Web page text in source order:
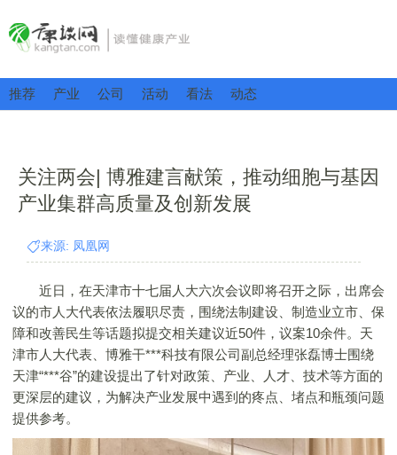
推荐 产业 公司 活动 看法 动态
关注两会| 博雅建言献策，推动细胞与基因
产业集群高质量及创新发展
来源: 凤凰网
近日，在天津市十七届人大六次会议即将召开之际，出席会
议的市人大代表依法履职尽责，围绕法制建设、制造业立市、保
障和改善民生等话题拟提交相关建议近50件，议案10余件。天
津市人大代表、博雅干***科技有限公司副总经理张磊博士围绕
天津“***谷”的建设提出了针对政策、产业、人才、技术等方面的
更深层的建议，为解决产业发展中遇到的疼点、堵点和瓶颈问题
提供参考。